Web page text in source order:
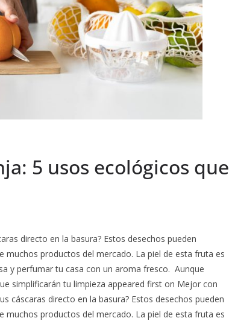
5 usos ecológicos que
directo en la basura? Estos desechos pueden
productos del mercado. La piel de esta fruta es
y perfumar tu casa con un aroma fresco. Aunque
simplificarán tu limpieza appeared first on Mejor con
cáscaras directo en la basura? Estos desechos pueden
productos del mercado. La piel de esta fruta es